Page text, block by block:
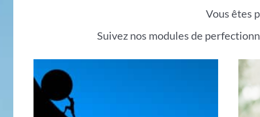
Vous êtes
Suivez nos modules de